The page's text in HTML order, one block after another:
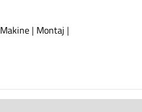
Makine | Montaj |